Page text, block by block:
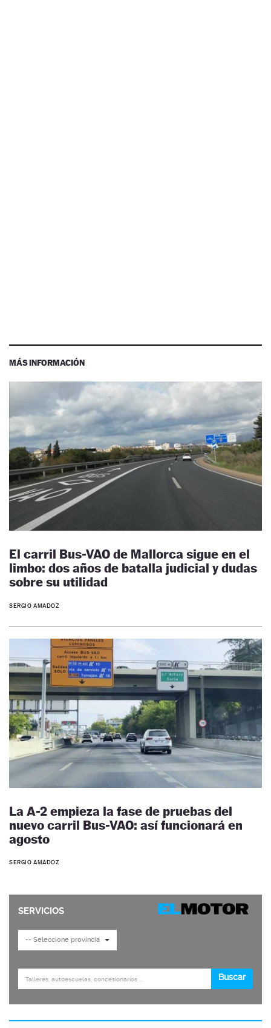
MÁS INFORMACIÓN
El carril Bus-VAO de Mallorca sigue en el
limbo: dos años de batalla judicial y dudas
sobre su utilidad
SERGIO AMADOZ
La A-2 empieza la fase de pruebas del
nuevo carril Bus-VAO: así funcionará en
agosto
SERGIO AMADOZ